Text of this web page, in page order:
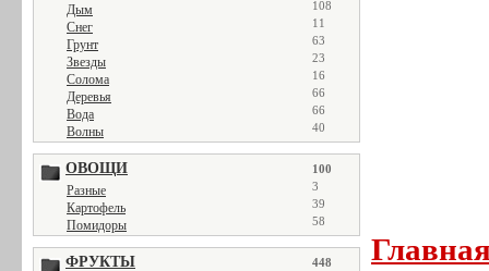
Дым 108
Снег 11
Грунт 63
Звезды 23
Солома 16
Деревья 66
Вода 66
Волны 40
ОВОЩИ 100
Разные 3
Картофель 39
Помидоры 58
ФРУКТЫ 448